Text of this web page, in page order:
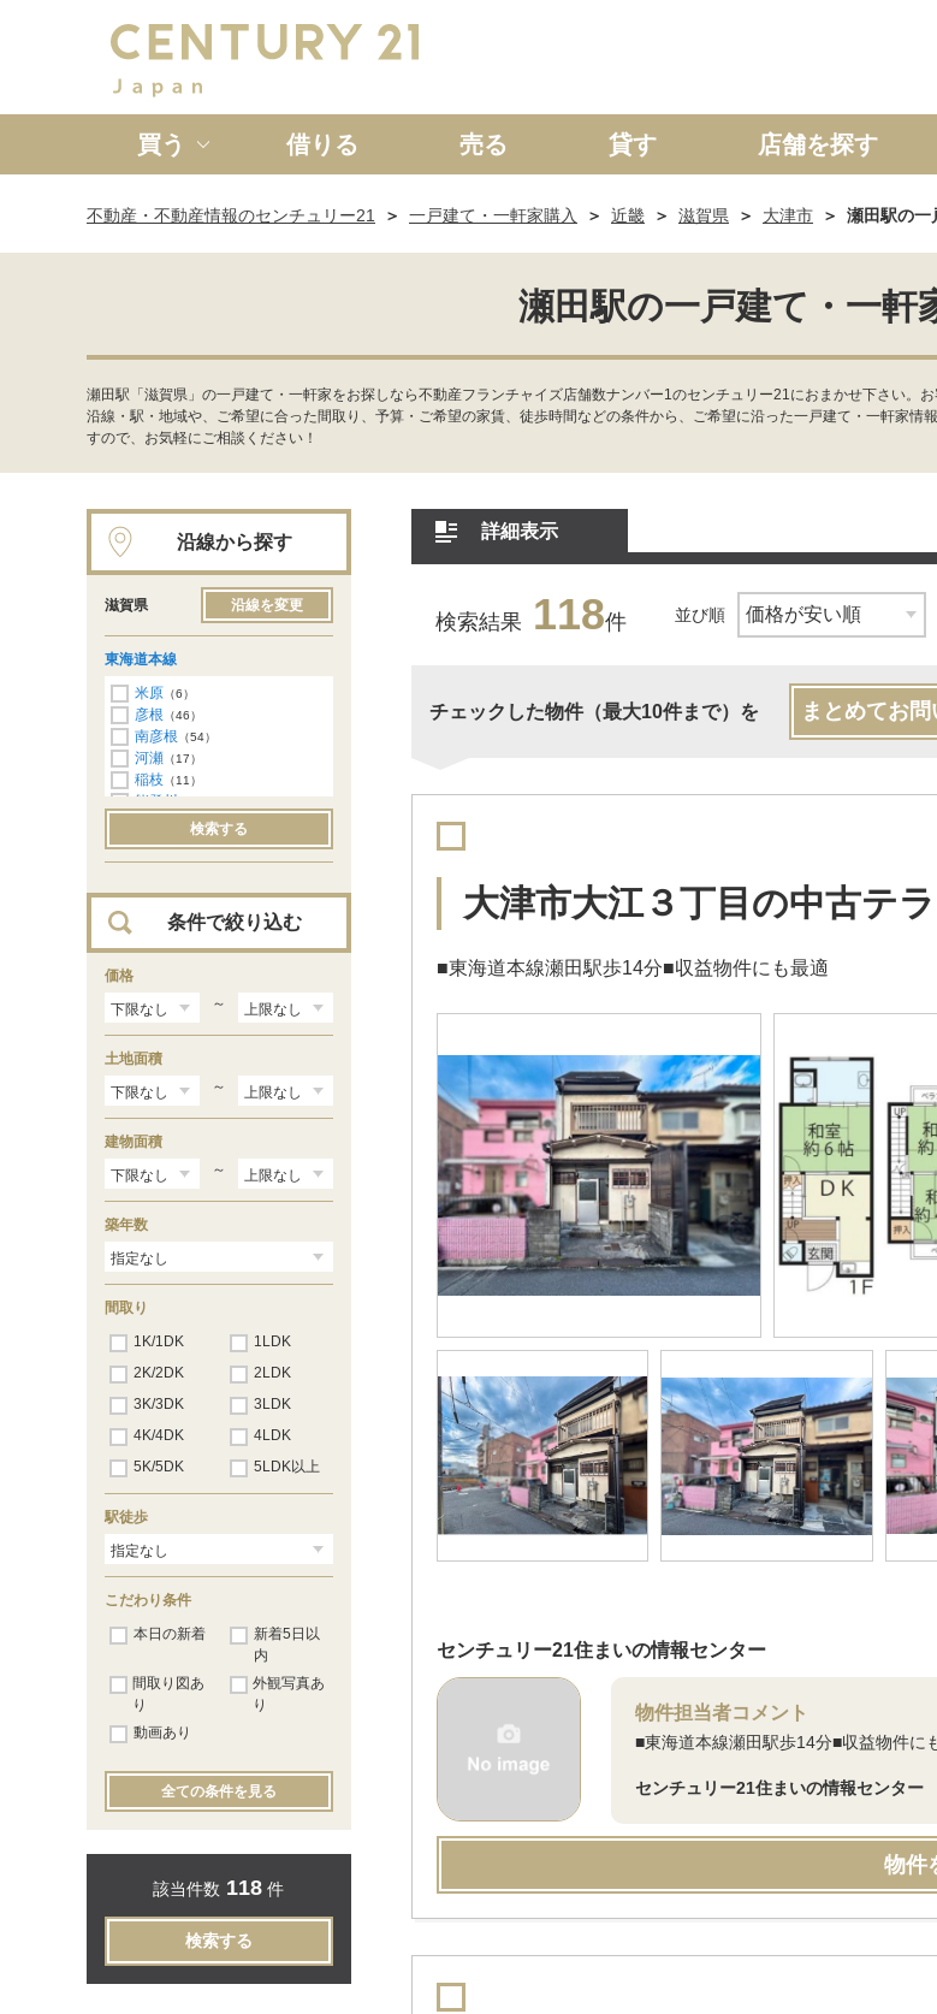
買う
新築一戸建て 中古一戸建て マンション 土地
借りる 売る 貸す 店舗を探す
不動産・不動産情報のセンチュリー21 一戸建て・一軒家購入 近畿 滋賀県 大津市 瀬田駅の一
瀬田駅の一戸建て・一軒
瀬田駅「滋賀県」の一戸建て・一軒家をお探しなら不動産フランチャイズ店舗数ナンバー1のセンチュリー21におまかせ下さい
沿線・駅・地域や、ご希望に合った間取り、予算・ご希望の家賃、徒歩時間などの条件から、ご希望に沿った一戸建て・一軒家
すので、お気軽にご相談ください！
詳細表示
検索結果 118件 並び順
チェックした物件（最大10件まで）を まとめてお
大津市大江３丁目の中古テ
■東海道本線瀬田駅歩14分■収益物件にも最適
センチュリー21住まいの情報センター
物件担当者コメント
■東海道本線瀬田駅歩14分■収益物件に
センチュリー21住まいの情報センター
物件
沿線から探す
滋賀県 沿線を変更
東海道本線
米原 （6）
彦根 （46）
南彦根 （54）
河瀬 （17）
稲枝 （11）
能登川
（18）
近江八幡（57）
篠原（24）
（119）
（91）
草津（194）
瀬田（118）
石山（330）
膳所（61）
大津
検索する
条件で絞り込む
価格
～
土地面積
～
建物面積
～
築年数
間取り
1K/1DK
1LDK
2K/2DK
2LDK
3K/3DK
3LDK
4K/4DK
4LDK
5K/5DK
5LDK以上
駅徒歩
こだわり条件
本日の新着
新着5日以
内
間取り図あ
り
外観写真あ
り
動画あり
全ての条件を見る
該当件数 118 件
検索する